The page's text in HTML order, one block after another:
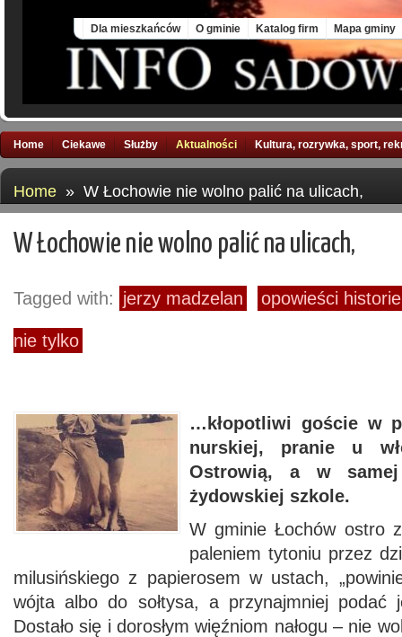
Dla mieszkańców O gminie Katalog firm Mapa gminy
Home Ciekawe Służby Aktualności Kultura, rozrywka, sport,
Home » W Łochowie nie wolno palić na ulicach,
W Łochowie nie wolno palić na ulicach,
Tagged with: jerzy madzelan opowieści
nie tylko
…kłopotliwi goście w
nurskiej, pranie u
Ostrowią, a w
żydowskiej szkole.
W gminie Łochów ostro
paleniem tytoniu przez
milusińskiego z papierosem w ustach,
wójta albo do sołtysa, a przynajmniej podać
Dostało się i dorosłym więźniom nałogu – nie